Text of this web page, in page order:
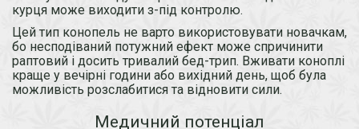
курця може виходити з-під контролю.
Цей тип конопель не варто використовувати новачкам,
бо несподіваний потужний ефект може спричинити
раптовий і досить тривалий бед-трип. Вживати коноплі
краще у вечірні години або вихідний день, щоб була
можливість розслабитися та відновити сили.
Медичний потенціал